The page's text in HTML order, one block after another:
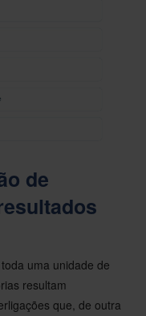
de
uma unidade de
resultam
que, de outra